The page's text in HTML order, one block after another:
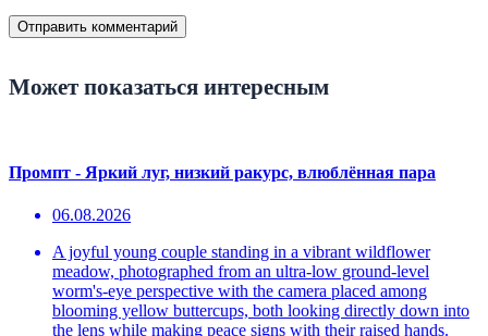
Может показаться интересным
Промпт - Яркий луг, низкий ракурс, влюблённая пара
06.08.2026
A joyful young couple standing in a vibrant wildflower
meadow, photographed from an ultra-low ground-level
worm's-eye perspective with the camera placed among
blooming yellow buttercups, both looking directly down into
the lens while making peace signs with their raised hands.